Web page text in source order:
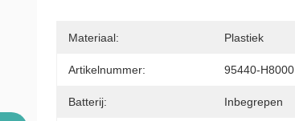
Materiaal: Plastiek
Artikelnummer: 95440-H8000
Batterij: Inbegrepen